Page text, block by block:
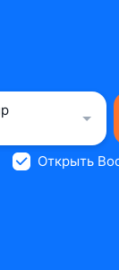
Открыть